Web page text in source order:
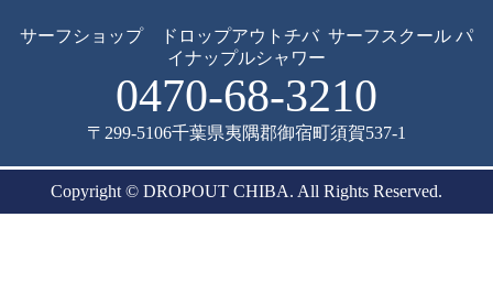
サーフショップ ドロップアウトチバ サーフスクール パ
イナップルシャワー
0470-68-3210
〒299-5106千葉県夷隅郡御宿町須賀537-1
Copyright © DROPOUT CHIBA. All Rights Reserved.